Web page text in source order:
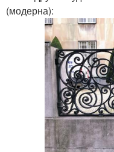
(модерна):